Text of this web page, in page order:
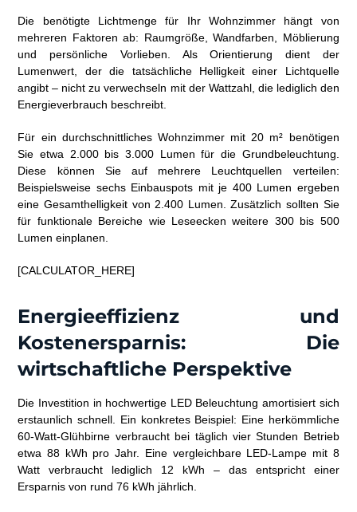
Die benötigte Lichtmenge für Ihr Wohnzimmer hängt von
mehreren Faktoren ab: Raumgröße, Wandfarben, Möblierung
und persönliche Vorlieben. Als Orientierung dient der
Lumenwert, der die tatsächliche Helligkeit einer Lichtquelle
angibt – nicht zu verwechseln mit der Wattzahl, die lediglich den
Energieverbrauch beschreibt.
Für ein durchschnittliches Wohnzimmer mit 20 m² benötigen
Sie etwa 2.000 bis 3.000 Lumen für die Grundbeleuchtung.
Diese können Sie auf mehrere Leuchtquellen verteilen:
Beispielsweise sechs Einbauspots mit je 400 Lumen ergeben
eine Gesamthelligkeit von 2.400 Lumen. Zusätzlich sollten Sie
für funktionale Bereiche wie Leseecken weitere 300 bis 500
Lumen einplanen.
[CALCULATOR_HERE]
Energieeffizienz und
Kostenersparnis: Die
wirtschaftliche Perspektive
Die Investition in hochwertige LED Beleuchtung amortisiert sich
erstaunlich schnell. Ein konkretes Beispiel: Eine herkömmliche
60-Watt-Glühbirne verbraucht bei täglich vier Stunden Betrieb
etwa 88 kWh pro Jahr. Eine vergleichbare LED-Lampe mit 8
Watt verbraucht lediglich 12 kWh – das entspricht einer
Ersparnis von rund 76 kWh jährlich.